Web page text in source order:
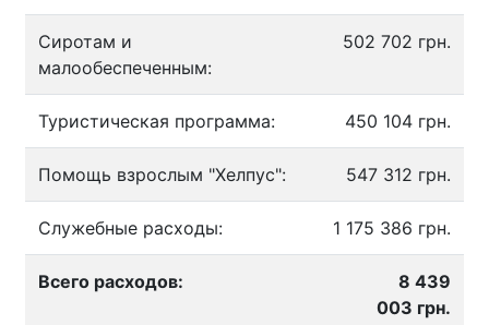
Сиротам и
малообеспеченным:
502 702 грн.
Туристическая программа: 450 104 грн.
Помощь взрослым "Хелпус": 547 312 грн.
Служебные расходы: 1 175 386 грн.
Всего расходов:
8 439
003 грн.